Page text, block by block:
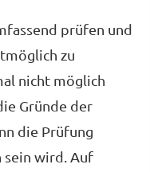
prüfen und
zu
nicht möglich
Gründe der
die Prüfung
sein wird. Auf